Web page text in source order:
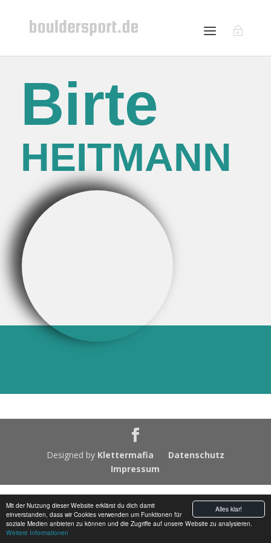
Alles klar!
Mit der Nutzung dieser Website erklärst du dich damit
einverstanden, dass wir Cookies verwenden um Funktionen für
soziale Medien anbieten zu können und die Zugriffe auf unsere Website zu analysieren.
Weitere Informationen
Birte
HEITMANN
Designed by Klettermafia
Datenschutz
Impressum